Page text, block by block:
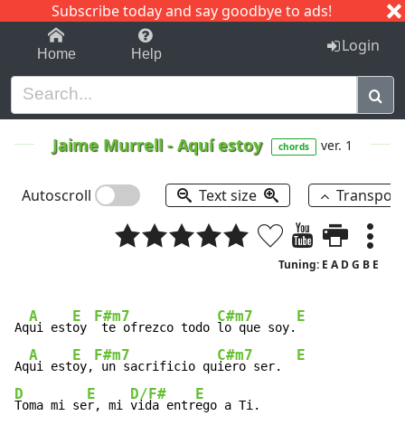
Subscribe today and say goodbye to ads!
1-9 C I J
Home Help Login
Jaime Murrell-Aquí estoy chords ver. 1
Autoscroll Text size
Tuning: E A D G B E
Aq
A
ui est
E
oy
F#m7
te ofrezco todo
C#m7
lo que soy.
E
Aq
A
ui est
E
oy,
F#m7
un sacrificio qu
C#m7
iero ser.
E
D
Toma mi se
E
r, mi
D/F#
vida entr
E
ego a Ti.